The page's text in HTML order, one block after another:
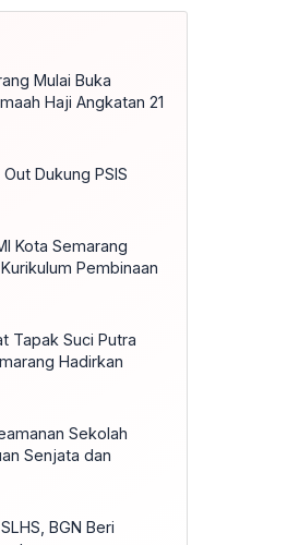
Mulai Buka
Haji Angkatan 21
Dukung PSIS
Kota Semarang
Pembinaan
Tapak Suci Putra
Hadirkan
Sekolah
Senjata dan
BGN Beri